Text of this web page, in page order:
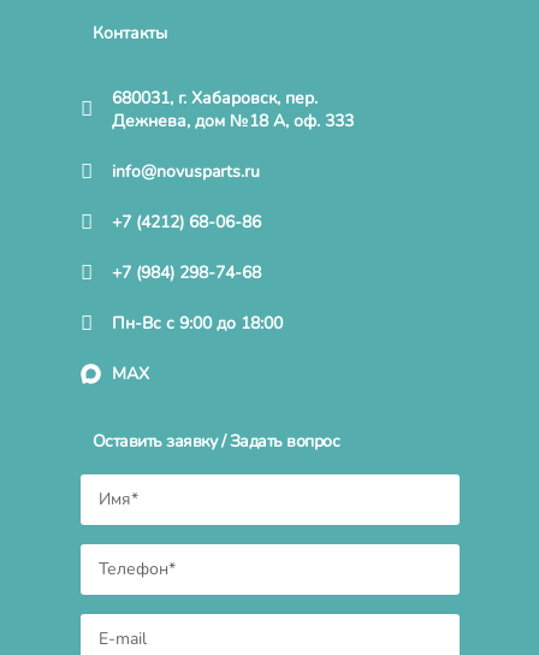
Контакты
680031, г. Хабаровск, пер.
Дежнева, дом №18 А, оф. 333
info@novusparts.ru
+7 (4212) 68-06-86
+7 (984) 298-74-68
Пн-Вс с 9:00 до 18:00
MAX
Оставить заявку / Задать вопрос